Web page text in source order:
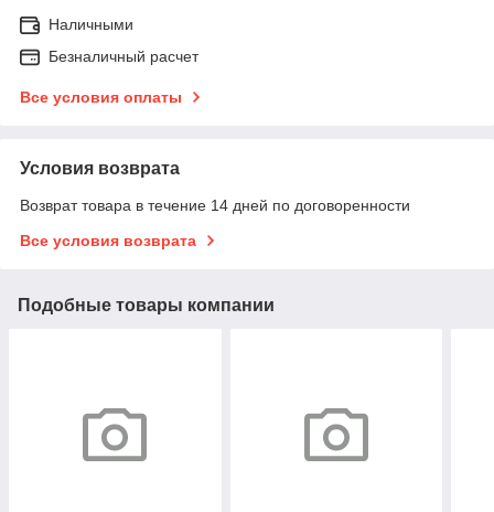
Наличными
Безналичный расчет
Все условия оплаты
Условия возврата
Возврат товара в течение 14 дней по договоренности
Все условия возврата
Подобные товары компании